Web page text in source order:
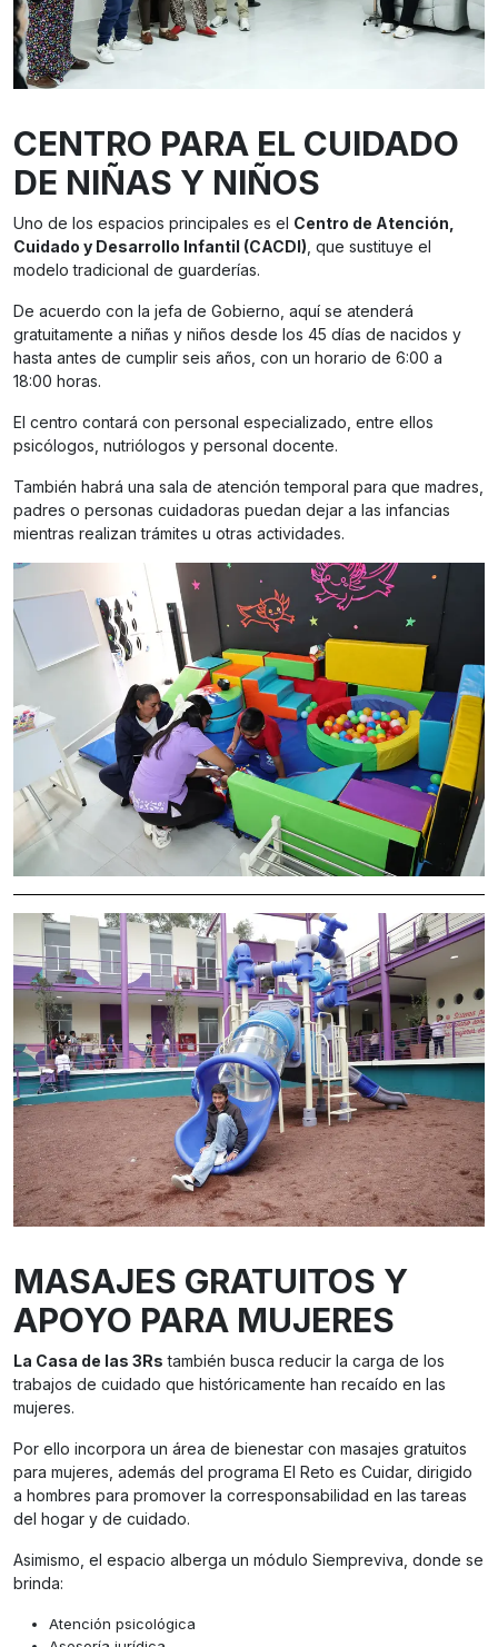
CENTRO PARA EL CUIDADO
DE NIÑAS Y NIÑOS
Uno de los espacios principales es el Centro de Atención,
Cuidado y Desarrollo Infantil (CACDI) , que sustituye el
modelo tradicional de guarderías.
De acuerdo con la jefa de Gobierno, aquí se atenderá
gratuitamente a niñas y niños desde los 45 días de nacidos y
hasta antes de cumplir seis años, con un horario de 6:00 a
18:00 horas.
El centro contará con personal especializado, entre ellos
psicólogos, nutriólogos y personal docente.
También habrá una sala de atención temporal para que madres,
padres o personas cuidadoras puedan dejar a las infancias
mientras realizan trámites u otras actividades.
MASAJES GRATUITOS Y
APOYO PARA MUJERES
La Casa de las 3Rs también busca reducir la carga de los
trabajos de cuidado que históricamente han recaído en las
mujeres.
Por ello incorpora un área de bienestar con masajes gratuitos
para mujeres, además del programa El Reto es Cuidar, dirigido
a hombres para promover la corresponsabilidad en las tareas
del hogar y de cuidado.
Asimismo, el espacio alberga un módulo Siempreviva, donde se
brinda:
Atención psicológica